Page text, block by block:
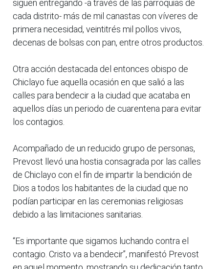
siguen entregando -a través de las parroquias de
cada distrito- más de mil canastas con víveres de
primera necesidad, veintitrés mil pollos vivos,
decenas de bolsas con pan, entre otros productos.
Otra acción destacada del entonces obispo de
Chiclayo fue aquella ocasión en que salió a las
calles para bendecir a la ciudad que acataba en
aquellos días un periodo de cuarentena para evitar
los contagios.
Acompañado de un reducido grupo de personas,
Prevost llevó una hostia consagrada por las calles
de Chiclayo con el fin de impartir la bendición de
Dios a todos los habitantes de la ciudad que no
podían participar en las ceremonias religiosas
debido a las limitaciones sanitarias.
“Es importante que sigamos luchando contra el
contagio. Cristo va a bendecir”, manifestó Prevost